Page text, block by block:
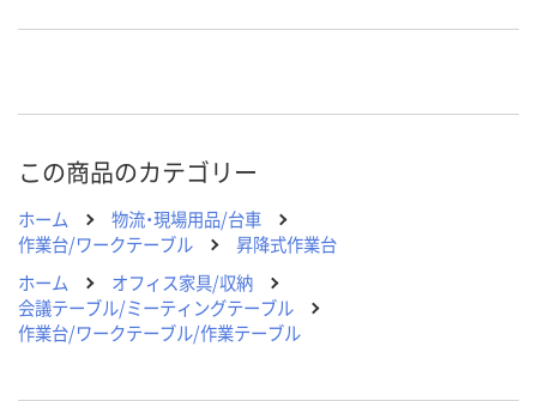
カゴへ
この商品のカテゴリー
ホーム
物流・現場用品/台車
作業台/ワークテーブル
昇降式作業台
ホーム
オフィス家具/収納
会議テーブル/ミーティングテーブル
作業台/ワークテーブル/作業テーブル